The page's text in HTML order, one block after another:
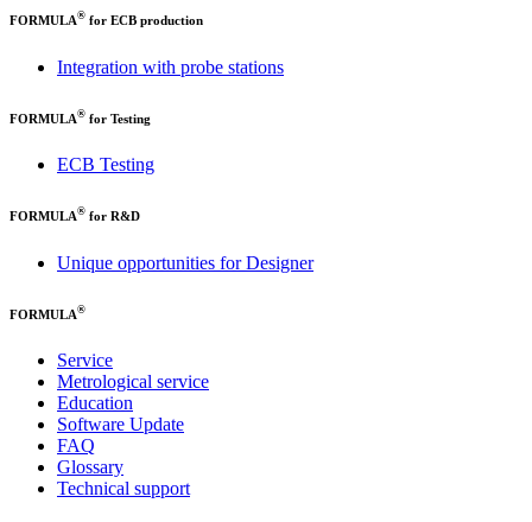
FORMULA® for ECB production
Integration with probe stations
FORMULA® for Testing
ECB Testing
FORMULA® for R&D
Unique opportunities for Designer
FORMULA®
Service
Metrological service
Education
Software Update
FAQ
Glossary
Technical support